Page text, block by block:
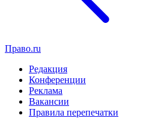
Право.ru
Редакция
Конференции
Реклама
Вакансии
Правила перепечатки